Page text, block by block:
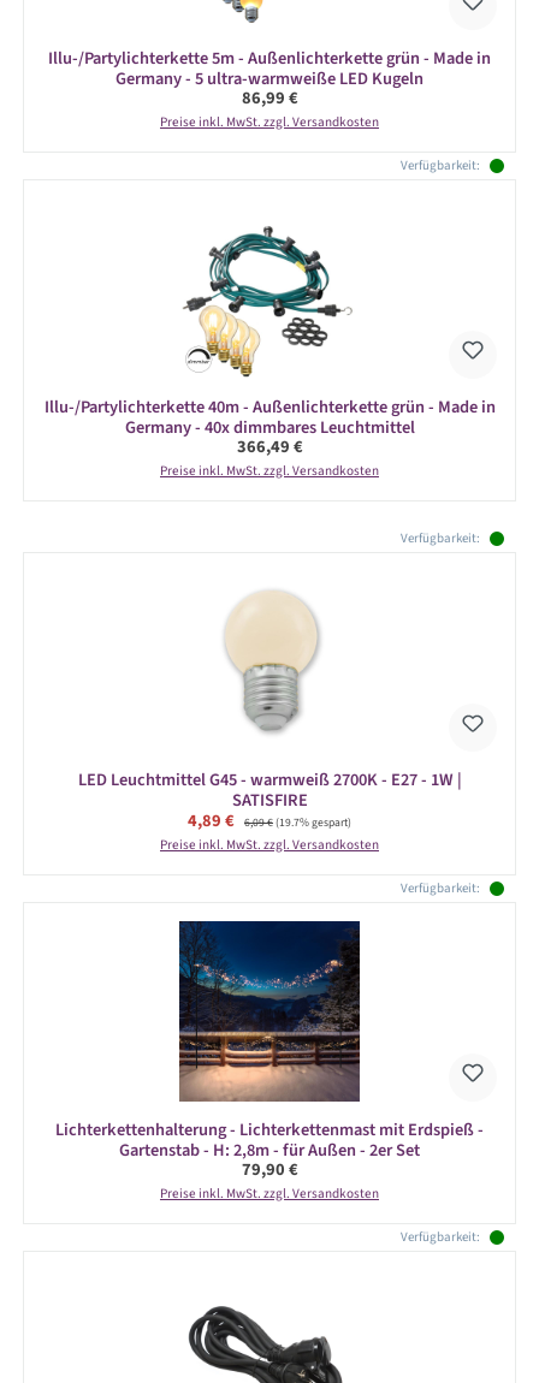
Illu-/Partylichterkette 5m - Außenlichterkette grün - Made in
Germany - 5 ultra-warmweiße LED Kugeln
Regulärer Preis:
86,99 €
Preise inkl. MwSt. zzgl. Versandkosten
Verfügbarkeit:
Illu-/Partylichterkette 40m - Außenlichterkette grün - Made in
Germany - 40x dimmbares Leuchtmittel
Regulärer Preis:
366,49 €
Preise inkl. MwSt. zzgl. Versandkosten
Verfügbarkeit:
LED Leuchtmittel G45 - warmweiß 2700K - E27 - 1W |
SATISFIRE
Verkaufspreis:
4,89 € Regulärer Preis:
6,09 €(19.7% gespart)
Preise inkl. MwSt. zzgl. Versandkosten
Verfügbarkeit:
Lichterkettenhalterung - Lichterkettenmast mit Erdspieß -
Gartenstab - H: 2,8m - für Außen - 2er Set
Regulärer Preis:
79,90 €
Preise inkl. MwSt. zzgl. Versandkosten
Verfügbarkeit: